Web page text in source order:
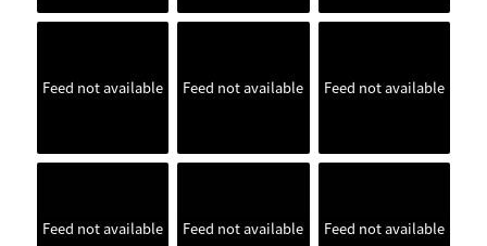
Feed not available Feed not available Feed not available
Feed not available Feed not available Feed not available